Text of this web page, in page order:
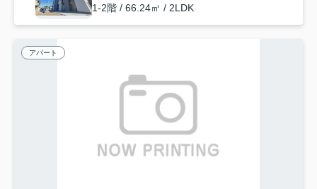
1-2階 / 66.24㎡ / 2LDK
アパート